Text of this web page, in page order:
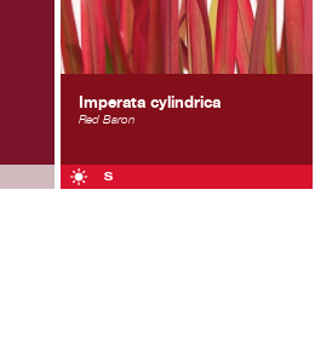
Imperata cylindrica
Red Baron